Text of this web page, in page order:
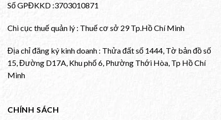
Số GPĐKKD :3703010871
Chi cục thuế quản lý : Thuế cơ sở 29 Tp.Hồ Chí Minh
Địa chỉ đăng ký kinh doanh : Thửa đất số 1444, Tờ bản đồ số
15, Đường D17A, Khu phố 6, Phường Thới Hòa, Tp Hồ Chí
Minh
CHÍNH SÁCH